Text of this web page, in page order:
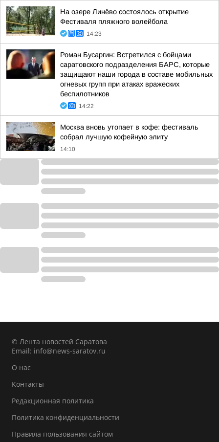
На озере Линёво состоялось открытие
Фестиваля пляжного волейбола
14:23
Роман Бусаргин: Встретился с бойцами
саратовского подразделения БАРС, которые
защищают наши города в составе мобильных
огневых групп при атаках вражеских
беспилотников
14:22
Москва вновь утопает в кофе: фестиваль
собрал лучшую кофейную элиту
14:10
© Лента новостей Саратова
Email: info@news-saratov.ru
О нас
Контакты
Редакционная политика
Политика конфиденциальности
Правила пользования сайтом